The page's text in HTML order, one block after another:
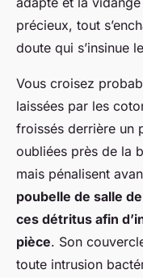
précieux, tout
doute qui s’insinue
Vous croisez
laissées par les
froissés derrière un
oubliées près de la
mais pénalisent
poubelle de salle
ces détritus afin
pièce. Son
toute intrusion